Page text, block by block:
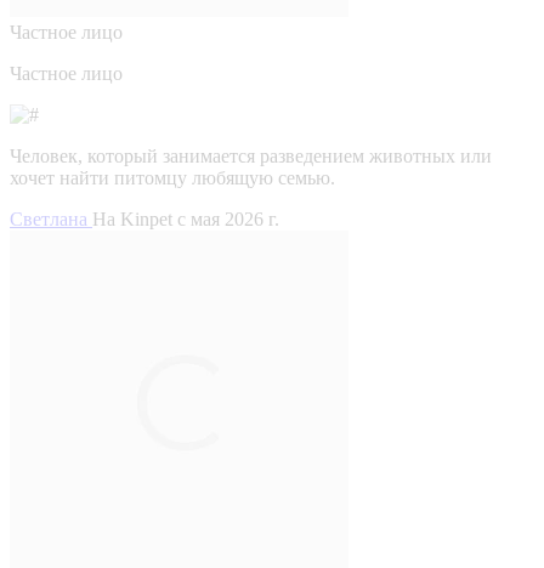
Частное лицо
Частное лицо
Человек, который занимается разведением животных или
хочет найти питомцу любящую семью.
Светлана На Kinpet c мая 2026 г.